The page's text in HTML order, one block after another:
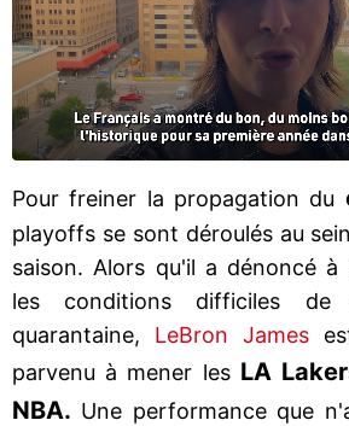
Pour freiner la propagation du
playoffs se sont déroulés au
saison. Alors qu'il a dénoncé à
les conditions difficiles
quarantaine, LeBron James
parvenu à mener les LA
NBA. Une performance que